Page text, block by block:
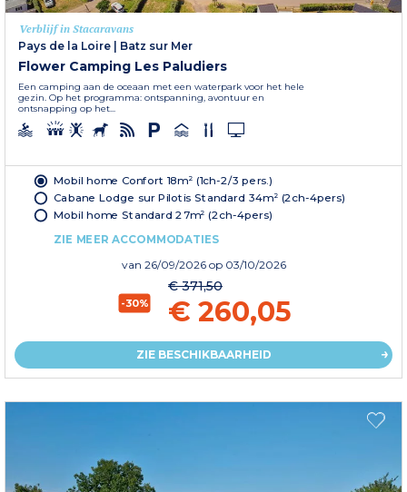
Verblijf in Stacaravans
Pays de la Loire
Batz sur Mer
Flower Camping Les Paludiers
Een camping aan de oceaan met een waterpark voor het hele
gezin. Op het programma: ontspanning, avontuur en
ontsnapping op het...
Mobil home Confort 18m² (1ch-2/3 pers.)
Cabane Lodge sur Pilotis Standard 34m² (2ch-4pers)
Mobil home Standard 27m² (2ch-4pers)
ZIE MEER ACCOMMODATIES
van 26/09/2026 op 03/10/2026
-30%
€ 371,50
€ 260,05
ZIE BESCHIKBAARHEID